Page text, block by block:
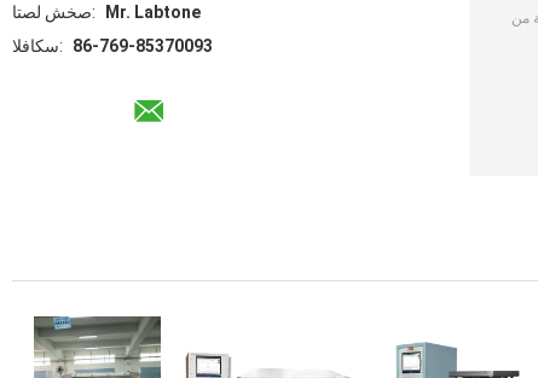
اتصل شخص:
Mr. Labtone
الفاكس:
86-769-85370093